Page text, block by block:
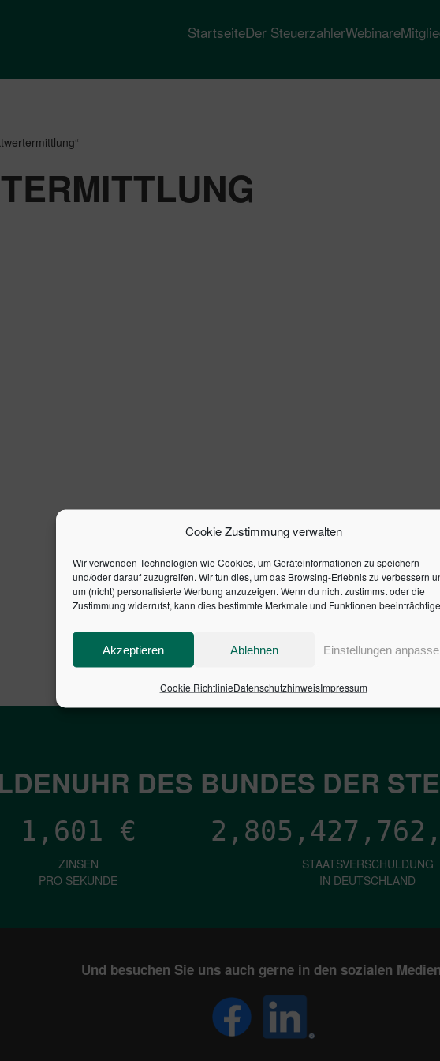
Cookie Zustimmung verwalten
Wir verwenden Technologien wie Cookies, um Geräteinformationen zu speichern
und/oder darauf zuzugreifen. Wir tun dies, um das Browsing-Erlebnis zu verbessern
um (nicht) personalisierte Werbung anzuzeigen. Wenn du nicht zustimmst oder die
Zustimmung widerrufst, kann dies bestimmte Merkmale und Funktionen
Akzeptieren Ablehnen Einstellungen
Cookie RichtlinieDatenschutzhinweisImpressum
StartseiteDer SteuerzahlerWebinare
DES BUNDES DER
1,601 €
ZINSEN
PRO SEKUNDE
STAATSVERSCHULDUNG
IN DEUTSCHLAND
Und besuchen Sie uns auch gerne in den sozialen